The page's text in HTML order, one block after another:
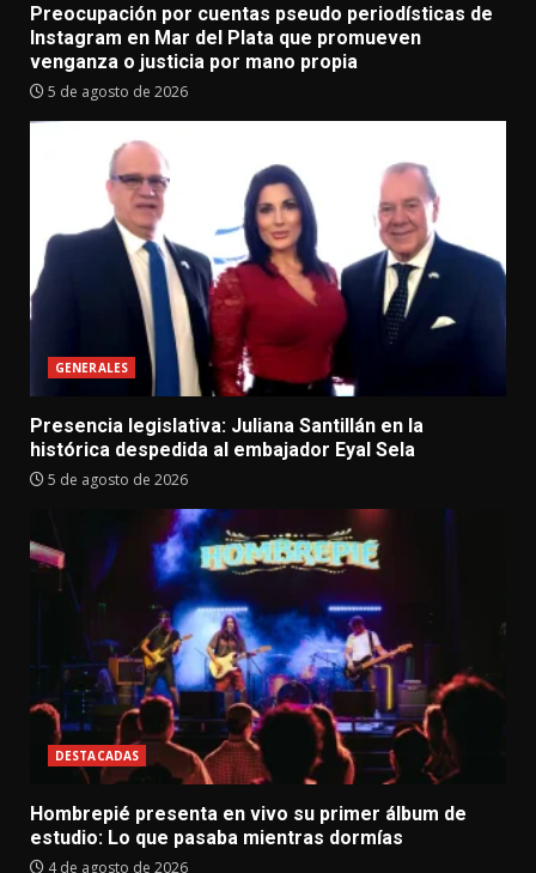
Preocupación por cuentas pseudo periodísticas de
Instagram en Mar del Plata que promueven
venganza o justicia por mano propia
5 de agosto de 2026
GENERALES
Presencia legislativa: Juliana Santillán en la
histórica despedida al embajador Eyal Sela
5 de agosto de 2026
DESTACADAS
Hombrepié presenta en vivo su primer álbum de
estudio: Lo que pasaba mientras dormías
4 de agosto de 2026